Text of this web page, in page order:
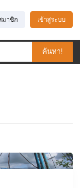
มาชิก เข้าสู่ระบบ
ค้นหา!